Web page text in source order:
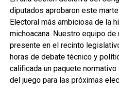
diputados aprobaron este
Electoral más ambiciosa de la
michoacana. Nuestro equipo
presente en el recinto
horas de debate técnico y
calificada un paquete
del juego para las próximas